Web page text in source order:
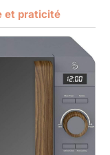
et praticité